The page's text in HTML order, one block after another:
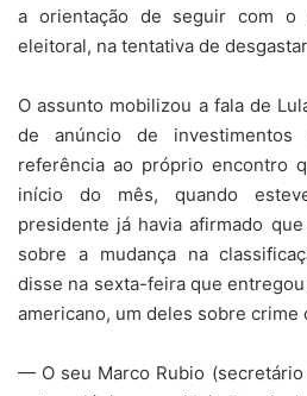
a orientação de seguir com o
eleitoral, na tentativa de
O assunto mobilizou a fala de
de anúncio de
referência ao próprio encontro
início do mês, quando
presidente já havia afirmado
sobre a mudança na
disse na sexta-feira que
americano, um deles sobre crime
— O seu Marco Rubio (secretário